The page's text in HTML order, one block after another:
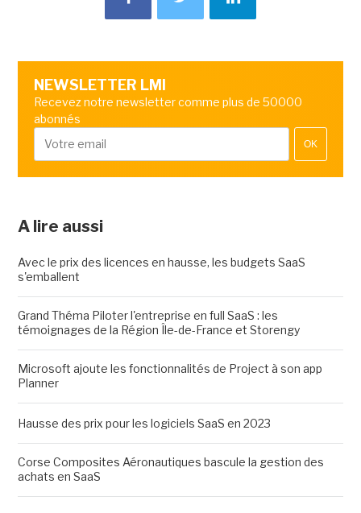
NEWSLETTER LMI
Recevez notre newsletter comme plus de 50000
abonnés
OK
A lire aussi
Avec le prix des licences en hausse, les budgets SaaS
s'emballent
Grand Théma Piloter l'entreprise en full SaaS : les
témoignages de la Région Île-de-France et Storengy
Microsoft ajoute les fonctionnalités de Project à son app
Planner
Hausse des prix pour les logiciels SaaS en 2023
Corse Composites Aéronautiques bascule la gestion des
achats en SaaS